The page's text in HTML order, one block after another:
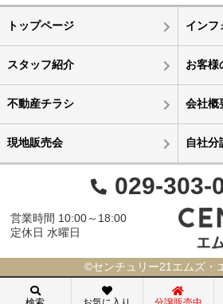
トップページ インフ
スタッフ紹介 お客様
不動産チラシ 会社概
現地販売会 自社分
029-303-
営業時間 10:00～18:00
定休日 水曜日
©センチュリー21エムズ・